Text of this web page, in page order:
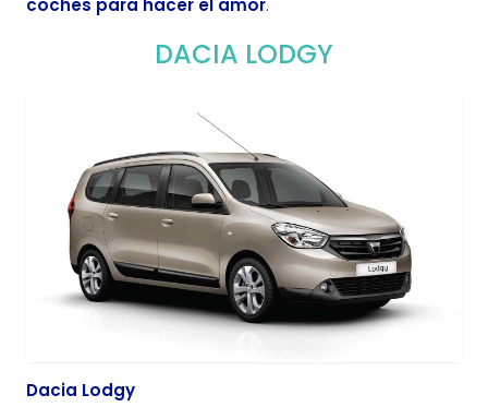
coches para hacer el amor.
DACIA LODGY
Dacia Lodgy